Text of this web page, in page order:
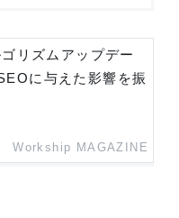
リズムアップデー
に与えた影響を振
Workship MAGAZINE